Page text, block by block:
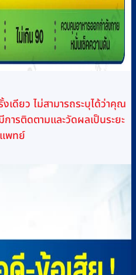
ดียว ไม่สามารถระบุได้ว่าคุณ
ารติดตามและวัดผลเป็นระยะ
พทย์